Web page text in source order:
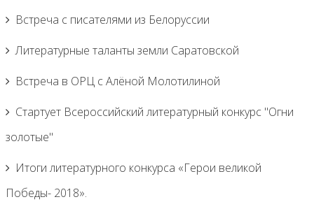
Встреча с писателями из Белоруссии
Литературные таланты земли Саратовской
Встреча в ОРЦ с Алёной Молотилиной
Cтартует Всероссийский литературный конкурс "Огни
золотые"
Итоги литературного конкурса «Герои великой
Победы- 2018».